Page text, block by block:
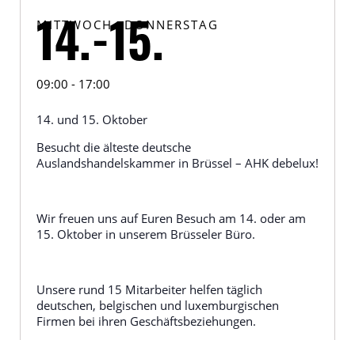
MITTWOCH- DONNERSTAG
14.-15.
09:00 - 17:00
14. und 15. Oktober
Besucht die älteste deutsche
Auslandshandelskammer in Brüssel – AHK debelux!
Wir freuen uns auf Euren Besuch am 14. oder am
15. Oktober in unserem Brüsseler Büro.
Unsere rund 15 Mitarbeiter helfen täglich
deutschen, belgischen und luxemburgischen
Firmen bei ihren Geschäftsbeziehungen.